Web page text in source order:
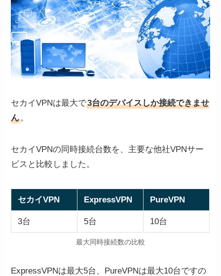
セカイVPNは最大で3台のデバイスしか接続できませ
ん。
セカイVPNの同時接続台数を、主要な他社VPNサー
ビスと比較しました。
セカイVPN ExpressVPN PureVPN
3台 5台 10台
最大同時接続数の比較
ExpressVPNは最大5台、PureVPNは最大10台ですの